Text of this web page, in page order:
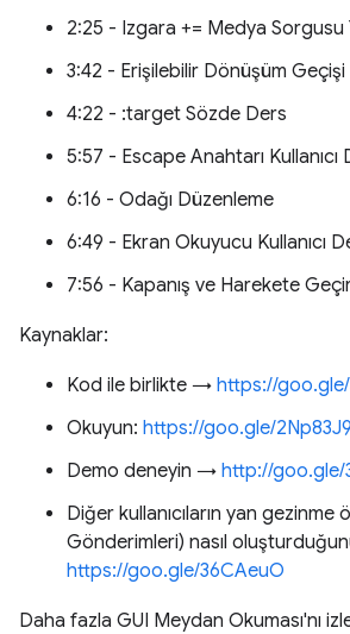
2:25 - Izgara += Medya Sorgusu
3:42 - Erişilebilir Dönüşüm Geçişi
4:22 - :target Sözde Ders
5:57 - Escape Anahtarı Kullanıcı
6:16 - Odağı Düzenleme
6:49 - Ekran Okuyucu Kullanıcı
7:56 - Kapanış ve Harekete
Kaynaklar:
Kod ile birlikte → https://
Okuyun: https://goo.gle/2Np83J9
Demo deneyin → http://goo.gle/
Diğer kullanıcıların yan gezinme
Gönderimleri) nasıl
https://goo.gle/36CAeuO
Daha fazla GUI Meydan Okuması'nı